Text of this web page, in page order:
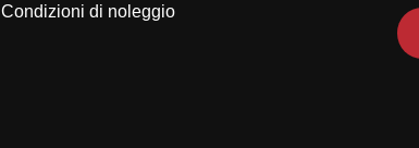
Condizioni di noleggio